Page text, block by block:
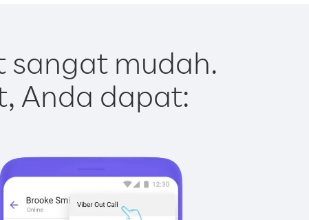
sangat mudah.
Anda dapat: